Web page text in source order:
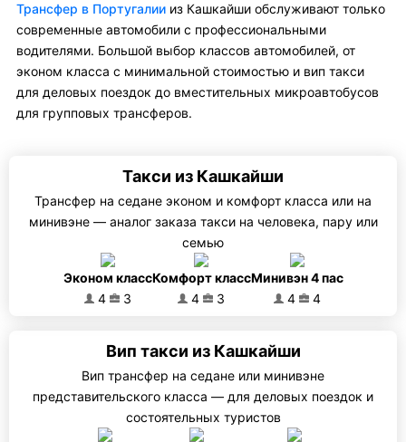
Трансфер в Португалии из Кашкайши обслуживают только
современные автомобили с профессиональными
водителями. Большой выбор классов автомобилей, от
эконом класса с минимальной стоимостью и вип такси
для деловых поездок до вместительных микроавтобусов
для групповых трансферов.
Такси из Кашкайши
Трансфер на седане эконом и комфорт класса или на
минивэне — аналог заказа такси на человека, пару или
семью
Эконом класс
4
3
Комфорт класс
4
3
Минивэн 4 пас
4
4
Вип такси из Кашкайши
Вип трансфер на седане или минивэне
представительского класса — для деловых поездок и
состоятельных туристов